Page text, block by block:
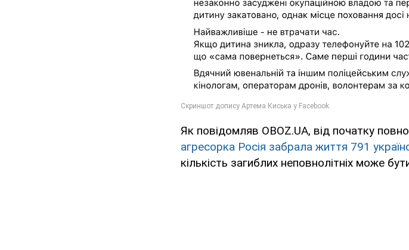
Як повідомляв OBOZ.UA, від початку
агресорка Росія забрала життя 791
кількість загиблих неповнолітніх може